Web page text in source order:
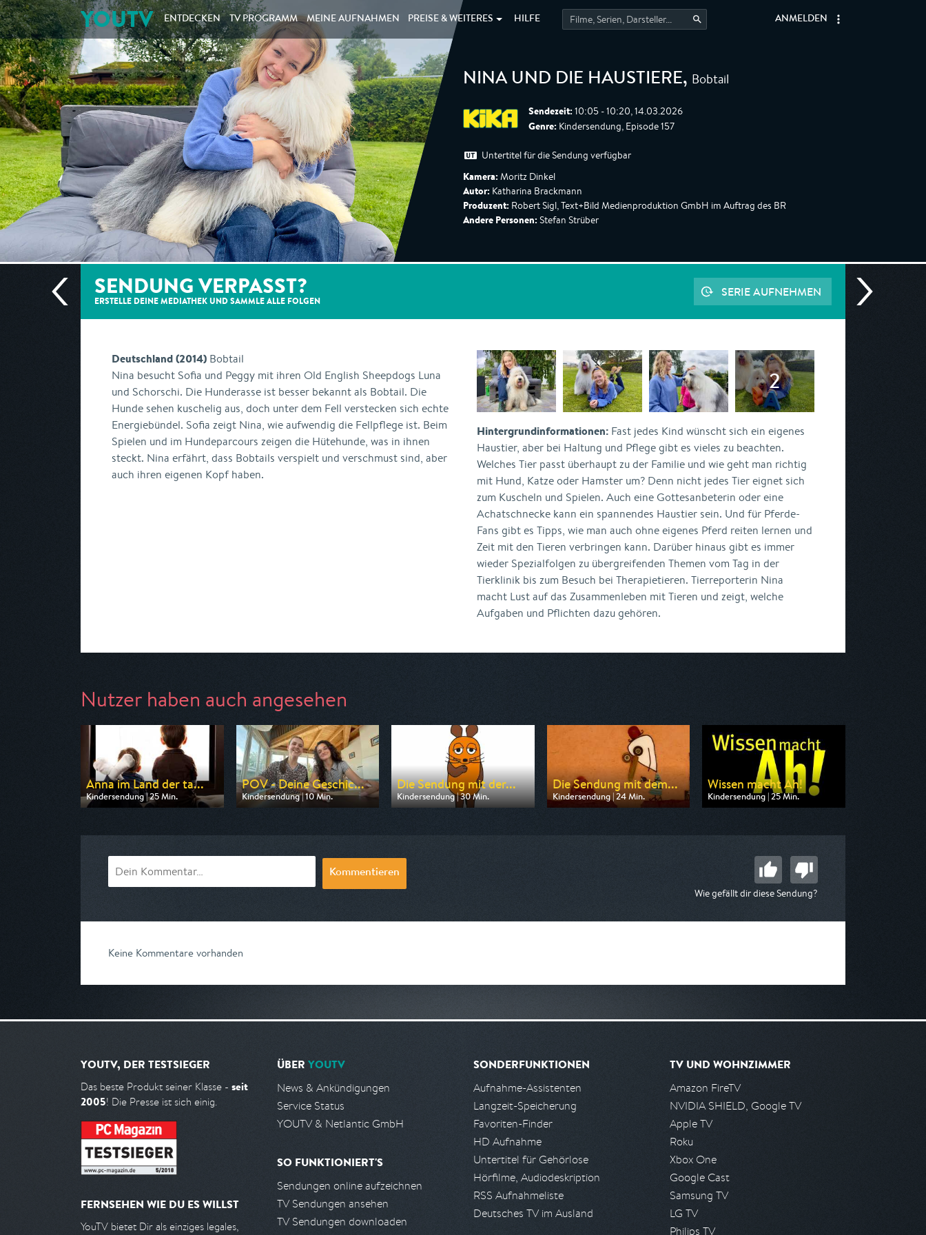
YOUTV ENTDECKEN TV PROGRAMM MEINE AUFNAHMEN PREISE & WEITERES HILFE ANMELDEN
NINA UND DIE HAUSTIERE, Bobtail
Sendezeit: 10:05 - 10:20, 14.03.2026
Genre: Kindersendung, Episode 157
Untertitel für die Sendung verfügbar
Kamera: Moritz Dinkel
Autor: Katharina Brackmann
Produzent: Robert Sigl, Text+Bild Medienproduktion GmbH im Auftrag des BR
Andere Personen: Stefan Strüber
SENDUNG VERPASST?
ERSTELLE DEINE MEDIATHEK UND SAMMLE ALLE FOLGEN
SERIE AUFNEHMEN
Deutschland (2014) Bobtail
Nina besucht Sofia und Peggy mit ihren Old English Sheepdogs Luna
und Schorschi. Die Hunderasse ist besser bekannt als Bobtail. Die
Hunde sehen kuschelig aus, doch unter dem Fell verstecken sich echte
Energiebündel. Sofia zeigt Nina, wie aufwendig die Fellpflege ist. Beim
Spielen und im Hundeparcours zeigen die Hütehunde, was in ihnen
steckt. Nina erfährt, dass Bobtails verspielt und verschmust sind, aber
auch ihren eigenen Kopf haben.
Hintergrundinformationen: Fast jedes Kind wünscht sich ein eigenes
Haustier, aber bei Haltung und Pflege gibt es vieles zu beachten.
Welches Tier passt überhaupt zu der Familie und wie geht man richtig
mit Hund, Katze oder Hamster um? Denn nicht jedes Tier eignet sich
zum Kuscheln und Spielen. Auch eine Gottesanbeterin oder eine
Achatschnecke kann ein spannendes Haustier sein. Und für Pferde-
Fans gibt es Tipps, wie man auch ohne eigenes Pferd reiten lernen und
Zeit mit den Tieren verbringen kann. Darüber hinaus gibt es immer
wieder Spezialfolgen zu übergreifenden Themen vom Tag in der
Tierklinik bis zum Besuch bei Therapietieren. Tierreporterin Nina
macht Lust auf das Zusammenleben mit Tieren und zeigt, welche
Aufgaben und Pflichten dazu gehören.
Nutzer haben auch angesehen
Anna im Land der ta...
Kindersendung | 25 Min.
Ausgestrahlt von ARD
POV - Deine Geschic...
Kindersendung | 10 Min.
Ausgestrahlt von ARD
Die Sendung mit der...
Kindersendung | 30 Min.
Ausgestrahlt von NDR
Die Sendung mit dem...
Kindersendung | 24 Min.
Ausgestrahlt von KiKA
Wissen macht Ah!
Kindersendung | 25 Min.
Ausgestrahlt von ARD alpha
Kommentieren
Wie gefällt dir diese Sendung?
Keine Kommentare vorhanden
YOUTV, DER TESTSIEGER
Das beste Produkt seiner Klasse - seit
2005! Die Presse ist sich einig.
FERNSEHEN WIE DU ES WILLST
YouTV bietet Dir als einziges legales,
ÜBER YOUTV
News & Ankündigungen
Service Status
YOUTV & Netlantic GmbH
SO FUNKTIONIERT'S
Sendungen online aufzeichnen
TV Sendungen ansehen
TV Sendungen downloaden
SONDERFUNKTIONEN
Aufnahme-Assistenten
Langzeit-Speicherung
Favoriten-Finder
HD Aufnahme
Untertitel für Gehörlose
Hörfilme, Audiodeskription
RSS Aufnahmeliste
Deutsches TV im Ausland
TV UND WOHNZIMMER
Amazon FireTV
NVIDIA SHIELD, Google TV
Apple TV
Roku
Xbox One
Google Cast
Samsung TV
LG TV
Philips TV